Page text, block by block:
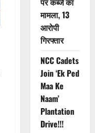
मामला, 13
आरोपी
गिरफ्तार
NCC Cadets
Join ‘Ek Ped
Maa Ke
Naam’
Plantation
Drive!!!